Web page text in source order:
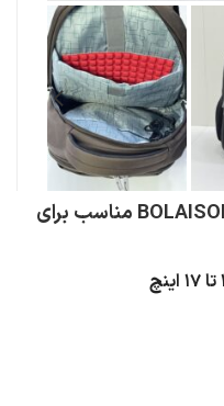
کوله پشتی لپ تاپ برند BOLAISONG مناسب برای